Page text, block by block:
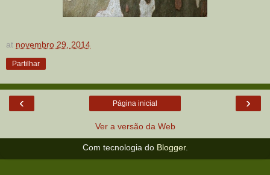
at novembro 29, 2014
Partilhar
‹ ›
Página inicial
Ver a versão da Web
Com tecnologia do Blogger.